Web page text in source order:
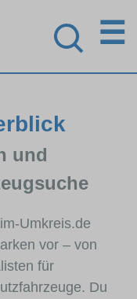
☰
und
Umkreis.de
vor – von
für
Du